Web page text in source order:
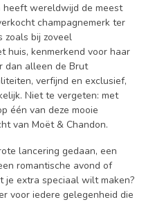
heeft wereldwijd de meest
champagnemerk ter
zoals bij zoveel
huis, kenmerkend voor haar
dan alleen de Brut
verfijnd en exclusief,
Niet te vergeten: met
één van deze mooie
van Moët & Chandon.
lancering gedaan, een
romantische avond of
je extra speciaal wilt maken?
voor iedere gelegenheid die